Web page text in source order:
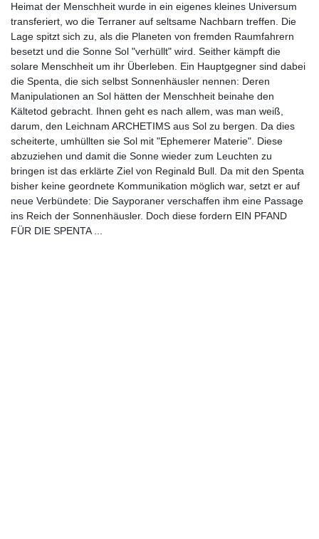
Heimat der Menschheit wurde in ein eigenes kleines Universum
transferiert, wo die Terraner auf seltsame Nachbarn treffen. Die
Lage spitzt sich zu, als die Planeten von fremden Raumfahrern
besetzt und die Sonne Sol "verhüllt" wird. Seither kämpft die
solare Menschheit um ihr Überleben. Ein Hauptgegner sind dabei
die Spenta, die sich selbst Sonnenhäusler nennen: Deren
Manipulationen an Sol hätten der Menschheit beinahe den
Kältetod gebracht. Ihnen geht es nach allem, was man weiß,
darum, den Leichnam ARCHETIMS aus Sol zu bergen. Da dies
scheiterte, umhüllten sie Sol mit "Ephemerer Materie". Diese
abzuziehen und damit die Sonne wieder zum Leuchten zu
bringen ist das erklärte Ziel von Reginald Bull. Da mit den Spenta
bisher keine geordnete Kommunikation möglich war, setzt er auf
neue Verbündete: Die Sayporaner verschaffen ihm eine Passage
ins Reich der Sonnenhäusler. Doch diese fordern EIN PFAND
FÜR DIE SPENTA ...